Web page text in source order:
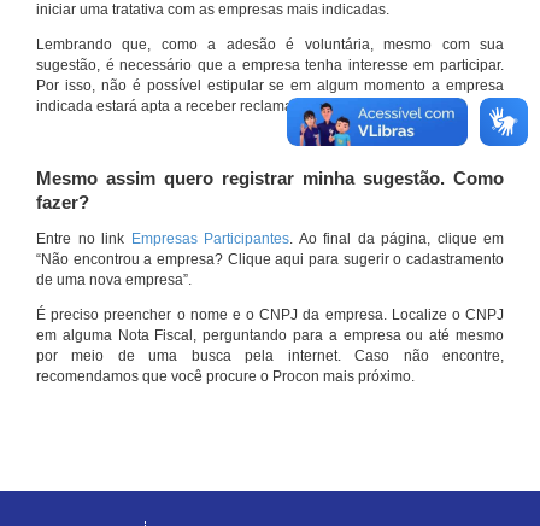
iniciar uma tratativa com as empresas mais indicadas.
Lembrando que, como a adesão é voluntária, mesmo com sua
sugestão, é necessário que a empresa tenha interesse em participar.
Por isso, não é possível estipular se em algum momento a empresa
indicada estará apta a receber reclamações por meio do site.
Mesmo assim quero registrar minha sugestão. Como
fazer?
Entre no link Empresas Participantes. Ao final da página, clique em
“Não encontrou a empresa? Clique aqui para sugerir o cadastramento
de uma nova empresa”.
É preciso preencher o nome e o CNPJ da empresa. Localize o CNPJ
em alguma Nota Fiscal, perguntando para a empresa ou até mesmo
por meio de uma busca pela internet. Caso não encontre,
recomendamos que você procure o Procon mais próximo.